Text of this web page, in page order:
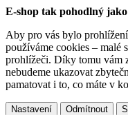
E-shop tak pohodlný
Aby pro vás bylo
používáme cookies – malé
prohlížeči. Díky tomu vám
nebudeme ukazovat
pamatovat i to, co máte v
Nastavení Odmítnout